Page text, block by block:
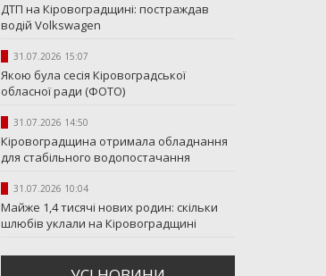
ДТП на Кіровоградщині: постраждав
водій Volkswagen
31.07.2026 15:07
Якою була сесія Кіровоградської
обласної ради (ФОТО)
31.07.2026 14:50
Кіровоградщина отримала обладнання
для стабільного водопостачання
31.07.2026 10:04
Майже 1,4 тисячі нових родин: скільки
шлюбів уклали на Кіровоградщині